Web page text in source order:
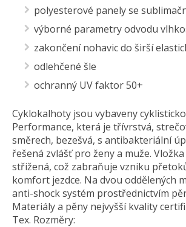
polyesterové panely se
výborné parametry odvodu
zakončení nohavic do širší
odlehčené šle
ochranný UV faktor 50+
Cyklokalhoty jsou vybaveny
Performance, která je třívrstvá,
směrech, bezešvá, s antibakteriální
řešená zvlášť pro ženy a muže.
střižená, což zabraňuje vzniku
komfort jezdce. Na dvou oddělených
anti-shock systém prostřednictvím
Materiály a pěny nejvyšší kvality
Tex. Rozměry: